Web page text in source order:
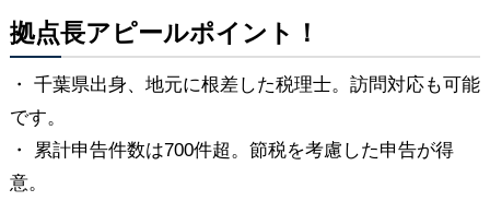
拠点長アピールポイント！
・ 千葉県出身、地元に根差した税理士。訪問対応も可能
です。
・ 累計申告件数は700件超。節税を考慮した申告が得
意。